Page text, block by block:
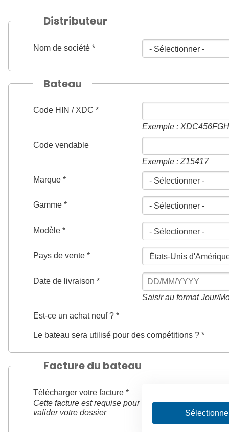
Distributeur
Nom de société *
Bateau
Code HIN / XDC *
Exemple :
Code vendable
Exemple : Z15417
Marque *
Gamme *
Modèle *
Pays de vente *
Date de livraison *
Saisir au format Jour/
Est-ce un achat neuf ? *
Le bateau sera utilisé pour des compétitions ? *
Facture du bateau
Télécharger votre facture *
Cette facture est requise pour
valider votre dossier